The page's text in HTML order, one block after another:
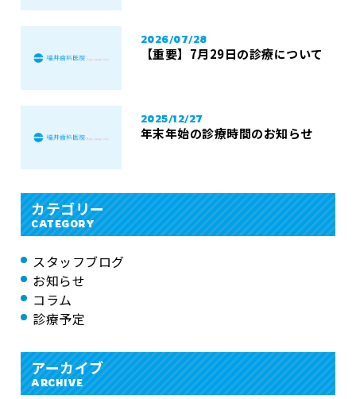
2026/07/28
【重要】7月29日の診療について
2025/12/27
年末年始の診療時間のお知らせ
カテゴリー
CATEGORY
スタッフブログ
お知らせ
コラム
診療予定
アーカイブ
ARCHIVE